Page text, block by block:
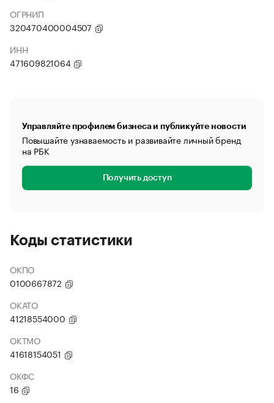
ОГРНИП
320470400004507
ИНН
471609821064
Управляйте профилем бизнеса и публикуйте новости
Повышайте узнаваемость и развивайте личный бренд
на РБК
Получить доступ
Коды статистики
ОКПО
0100667872
ОКАТО
41218554000
ОКТМО
41618154051
ОКФС
16